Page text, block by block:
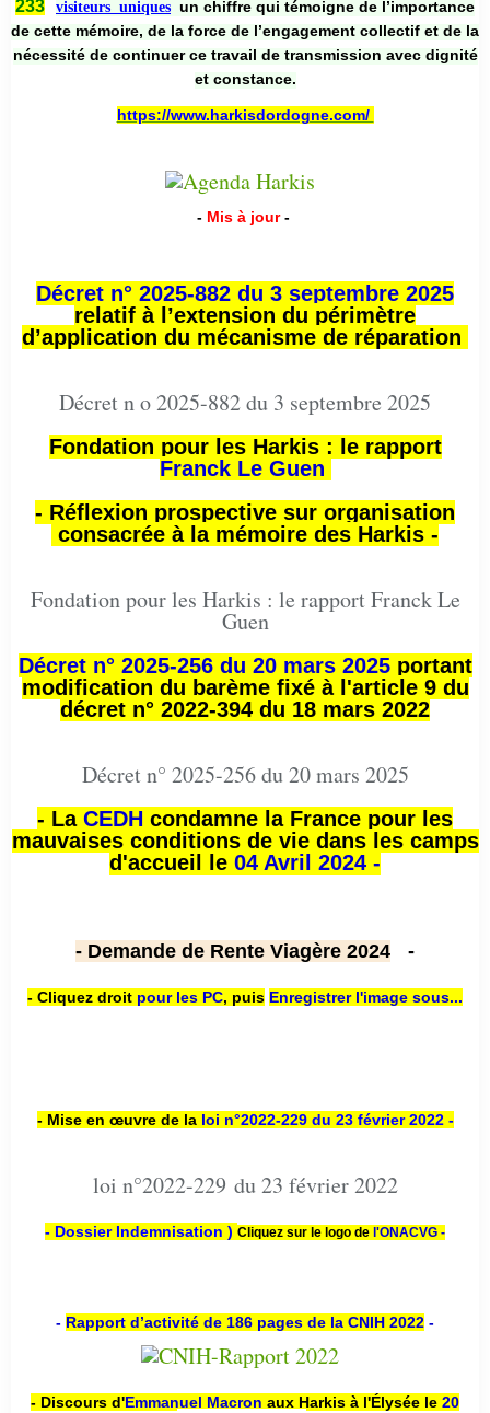
233 visiteurs uniques un chiffre qui témoigne de l’importance
de cette mémoire, de la force de l’engagement collectif et de la
nécessité de continuer ce travail de transmission avec dignité
et constance.
https://www.harkisdordogne.com/
- Mis à jour -
Décret n° 2025-882 du 3 septembre 2025
relatif à l’extension du périmètre
d’application du mécanisme de réparation
Décret n o 2025-882 du 3 septembre 2025
Fondation pour les Harkis : le rapport
Franck Le Guen
- Réflexion prospective sur organisation
consacrée à la mémoire des Harkis -
Fondation pour les Harkis : le rapport Franck Le
Guen
Décret n° 2025-256 du 20 mars 2025portant
modification du barème fixé à l'article 9 du
décret n° 2022-394 du 18 mars 2022
Décret n° 2025-256 du 20 mars 2025
- La CEDH condamne la France pour les
mauvaises conditions de vie dans les camps
d'accueil le 04 Avril 2024 -
- Demande de Rente Viagère 2024 -
- Cliquez droit pour les PC, puis Enregistrer l'image sous...
- Mise en œuvre de la loi n°2022-229 du 23 février 2022 -
loi n°2022-229 du 23 février 2022
- Dossier Indemnisation ) Cliquez sur le logo de l'ONACVG -
- Rapport d’activité de 186 pages de la CNIH 2022 -
- Discours d'Emmanuel Macron aux Harkis à l'Élysée le 20